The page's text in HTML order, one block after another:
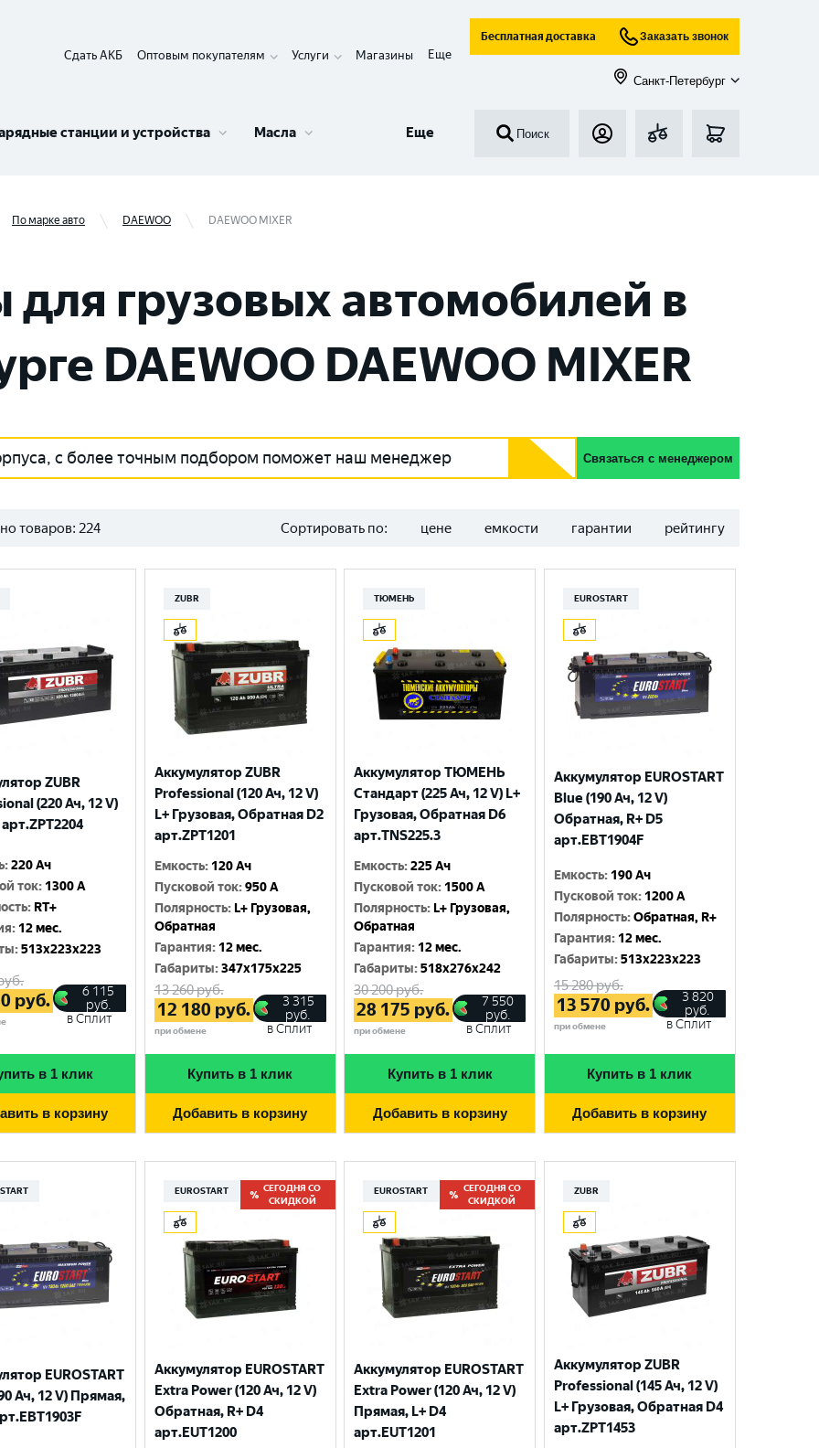
Сдать АКБ Оптовым покупателям Услуги Магазины Еще
Бесплатная доставка Заказать звонок
Санкт-Петербург
станции и устройства Масла Еще Поиск
По марке авто DAEWOO DAEWOO MIXER
грузовых автомобилей в
DAEWOO DAEWOO MIXER
с более точным подбором поможет наш менеджер Связаться с менеджером
товаров: 224 Сортировать по: цене емкости гарантии рейтингу
ZUBR
(220 Ач, 12 V)
арт.ZPT2204
:220 Ач
ток: 1300 A
: RT+
: 12 мес.
:513x223x223
руб.
6 115
руб.
в Сплит
в 1 клик
в корзину
ZUBR
Аккумулятор ZUBR
Professional (120 Ач, 12 V)
L+ Грузовая, Обратная D2
арт.ZPT1201
Емкость: 120 Ач
Пусковой ток:950 A
Полярность: L+ Грузовая,
Обратная
Гарантия: 12 мес.
Габариты:347x175x225
13 260руб.
12 180 руб.
при обмене
3 315
руб.
в Сплит
Купить в 1 клик
Добавить в корзину
ТЮМЕНЬ
Аккумулятор ТЮМЕНЬ
Стандарт (225 Ач, 12 V) L+
Грузовая, Обратная D6
арт.TNS225.3
Емкость:225 Ач
Пусковой ток: 1500 A
Полярность: L+ Грузовая,
Обратная
Гарантия: 12 мес.
Габариты:518x276x242
30 200руб.
28 175 руб.
при обмене
7 550
руб.
в Сплит
Купить в 1 клик
Добавить в корзину
EUROSTART
Аккумулятор EUROSTART
Blue (190 Ач, 12 V)
Обратная, R+ D5
арт.EBT1904F
Емкость: 190 Ач
Пусковой ток: 1200 A
Полярность:Обратная, R+
Гарантия: 12 мес.
Габариты:513x223x223
15 280руб.
13 570 руб.
при обмене
3 820
руб.
в Сплит
Купить в 1 клик
Добавить в корзину
EUROSTART
Ач, 12 V) Прямая,
EUROSTART
СЕГОДНЯ СО
СКИДКОЙ
Аккумулятор EUROSTART
Extra Power (120 Ач, 12 V)
Обратная, R+ D4
арт.EUT1200
EUROSTART
СЕГОДНЯ СО
СКИДКОЙ
Аккумулятор EUROSTART
Extra Power (120 Ач, 12 V)
Прямая, L+ D4
арт.EUT1201
ZUBR
Аккумулятор ZUBR
Professional (145 Ач, 12 V)
L+ Грузовая, Обратная D4
арт.ZPT1453